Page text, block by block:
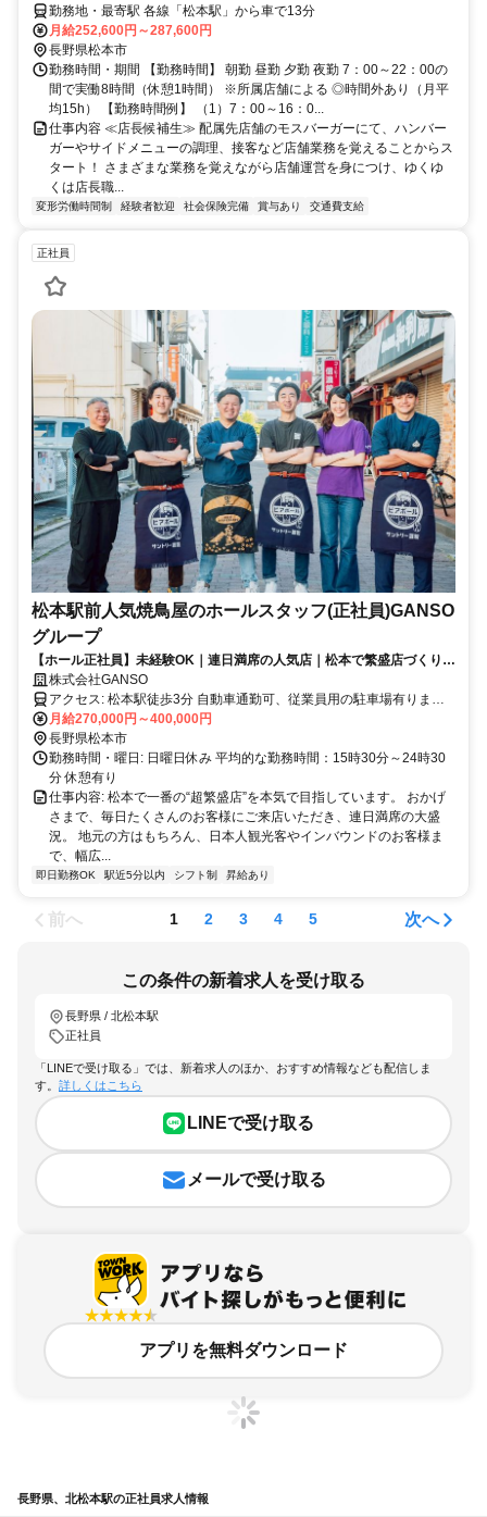
勤務地・最寄駅 各線「松本駅」から車で13分
月給252,600円～287,600円
長野県松本市
勤務時間・期間 【勤務時間】 朝勤 昼勤 夕勤 夜勤 7：00～22：00の
間で実働8時間（休憩1時間） ※所属店舗による ◎時間外あり（月平
均15h） 【勤務時間例】 （1）7：00～16：0...
仕事内容 ≪店長候補生≫ 配属先店舗のモスバーガーにて、ハンバー
ガーやサイドメニューの調理、接客など店舗業務を覚えることからス
タート！ さまざまな業務を覚えながら店舗運営を身につけ、ゆくゆ
くは店長職...
変形労働時間制 経験者歓迎 社会保険完備 賞与あり 交通費支給
正社員
松本駅前人気焼鳥屋のホールスタッフ(正社員)GANSO
グループ
【ホール正社員】未経験OK｜連日満席の人気店｜松本で繁盛店づくりに
挑戦（月休み８日）
株式会社GANSO
アクセス: 松本駅徒歩3分 自動車通勤可、従業員用の駐車場有りま
す！
月給270,000円～400,000円
長野県松本市
勤務時間・曜日: ​日曜日休み 平均的な勤務時間：15時30分～24時30
分 休憩有り
仕事内容: 松本で一番の“超繁盛店”を本気で目指しています。 おかげ
さまで、毎日たくさんのお客様にご来店いただき、連日満席の大盛
況。 地元の方はもちろん、日本人観光客やインバウンドのお客様ま
で、幅広...
即日勤務OK 駅近5分以内 シフト制 昇給あり
前へ 1 2 3 4 5 次へ
この条件の新着求人を受け取る
長野県 / 北松本駅
正社員
「LINEで受け取る」では、新着求人のほか、おすすめ情報なども配信しま
す。 詳しくはこちら
LINEで受け取る
メールで受け取る
アプリを無料ダウンロード
長野県、北松本駅の正社員求人情報